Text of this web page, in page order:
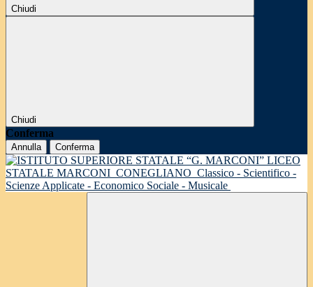
Chiudi
Chiudi
Conferma
Annulla Conferma
LICEO
STATALE MARCONI CONEGLIANO Classico - Scientifico -
Scienze Applicate - Economico Sociale - Musicale